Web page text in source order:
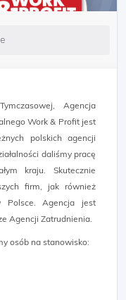
Agencja
Work & Profit jest
polskich agencji
daliśmy pracę
kraju. Skutecznie
firm, jak również
Polsce. Agencja jest
Agencji Zatrudnienia.
osób na stanowisko: